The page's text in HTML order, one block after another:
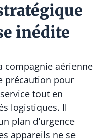
inédite
compagnie aérienne
précaution pour
tout en
logistiques. Il
plan d’urgence
appareils ne se